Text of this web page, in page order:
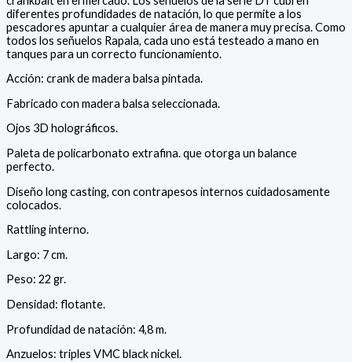
diferentes profundidades de natación, lo que permite a los
pescadores apuntar a cualquier área de manera muy precisa. Como
todos los señuelos Rapala, cada uno está testeado a mano en
tanques para un correcto funcionamiento.
Acción: crank de madera balsa pintada.
Fabricado con madera balsa seleccionada.
Ojos 3D holográficos.
Paleta de policarbonato extrafina. que otorga un balance
perfecto.
Diseño long casting, con contrapesos internos cuidadosamente
colocados.
Rattling interno.
Largo: 7 cm.
Peso: 22 gr.
Densidad: flotante.
Profundidad de natación: 4,8 m.
Anzuelos: triples VMC black nickel.